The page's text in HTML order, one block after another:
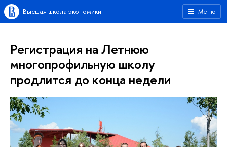
Меню
Высшая школа экономики
Регистрация на Летнюю
многопрофильную школу
продлится до конца недели